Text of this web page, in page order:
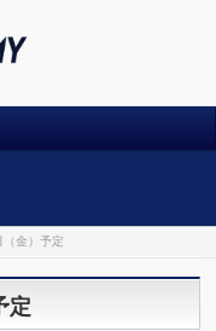
金）予定
定